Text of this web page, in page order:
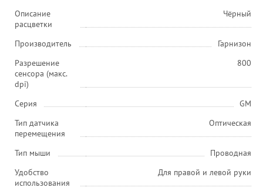
Описание
расцветки
Чёрный
Производитель
Гарнизон
Разрешение
сенсора (макс.
dpi)
800
Серия
GM
Тип датчика
перемещения
Оптическая
Тип мыши
Проводная
Удобство
использования
Для правой и левой руки